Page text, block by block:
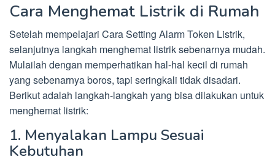
Cara Menghemat Listrik di Rumah
Setelah mempelajari Cara Setting Alarm Token Listrik,
selanjutnya langkah menghemat listrik sebenarnya mudah.
Mulailah dengan memperhatikan hal-hal kecil di rumah
yang sebenarnya boros, tapi seringkali tidak disadari.
Berikut adalah langkah-langkah yang bisa dilakukan untuk
menghemat listrik:
1. Menyalakan Lampu Sesuai
Kebutuhan